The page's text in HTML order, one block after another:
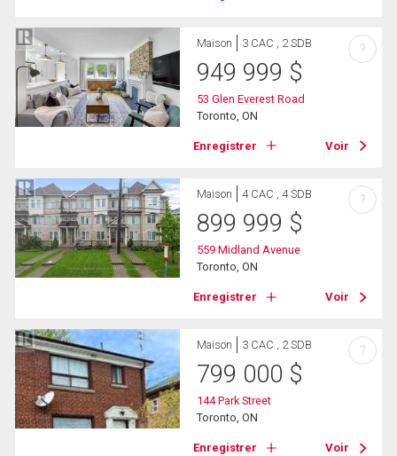
Maison 3 CAC , 2 SDB
949 999 $
53 Glen Everest Road
Toronto, ON
Enregistrer Voir
?
Maison 4 CAC , 4 SDB
899 999 $
559 Midland Avenue
Toronto, ON
Enregistrer Voir
?
Maison 3 CAC , 2 SDB
799 000 $
144 Park Street
Toronto, ON
Enregistrer Voir
?